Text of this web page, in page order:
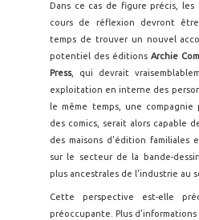
Dans ce cas de figure précis,
cours de réflexion devront
temps de trouver un nouvel
potentiel des éditions Archie
Press, qui devrait
exploitation en interne des
le même temps, une
des comics, serait alors capable
des maisons d'édition familiales
sur le secteur de la bande-
plus ancestrales de l'industrie au
Cette perspective est-elle
préoccupante. Plus d'informations